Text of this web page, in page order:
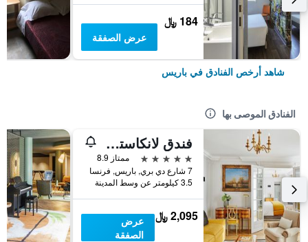
184 ﷼
عرض الصفقة
شاهد أرخص الفنادق في باريس
الفنادق الموصى بها
فندق لانكاستر باريس شانزليزيه
5 نجوم
ممتاز 8.9
7 شارع دي بري, باريس, فرنسا
3.5 كيلومتر عن وسط المدينة
2,095 ﷼
عرض
الصفقة